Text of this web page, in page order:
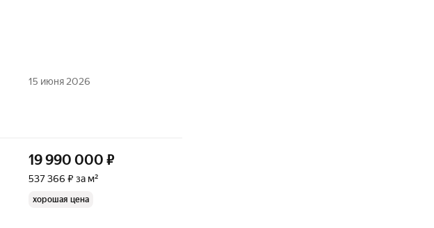
15 июня 2026
19 990 000 ₽
537 366 ₽ за м²
хорошая цена